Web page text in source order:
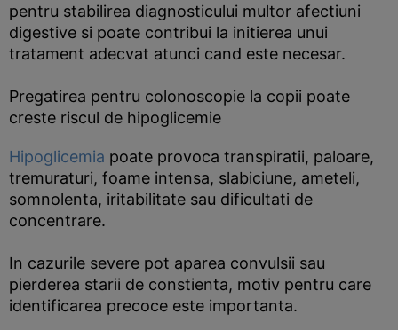
pentru stabilirea diagnosticului multor afectiuni
digestive si poate contribui la initierea unui
tratament adecvat atunci cand este necesar.
Pregatirea pentru colonoscopie la copii poate
creste riscul de hipoglicemie
Hipoglicemia poate provoca transpiratii, paloare,
tremuraturi, foame intensa, slabiciune, ameteli,
somnolenta, iritabilitate sau dificultati de
concentrare.
In cazurile severe pot aparea convulsii sau
pierderea starii de constienta, motiv pentru care
identificarea precoce este importanta.